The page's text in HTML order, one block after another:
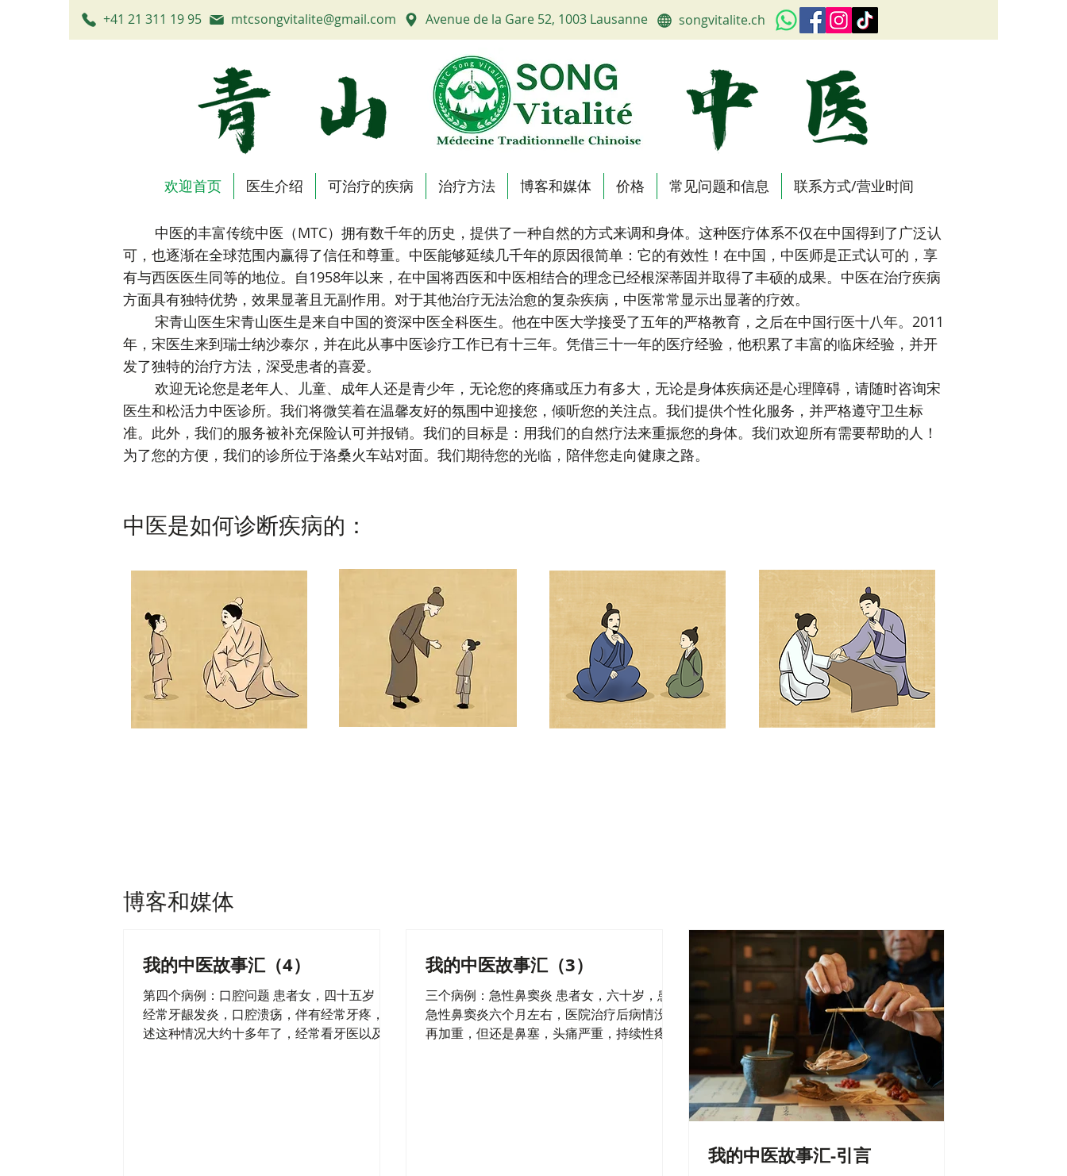
欢迎首页 医生介绍 可治疗的疾病 治疗方法 博客和媒体 价格 常见问题和信息 联系方式/营业时间
Avenue de la Gare 52, 1003 Lausanne
mtcsongvitalite@gmail.com
+41 21 311 19 95 songvitalite.ch
中医的丰富传统中医（MTC）拥有数千年的历史，提供了一种自然的方式来调和身体。这种医疗体系不仅在中国得到了广泛认
可，也逐渐在全球范围内赢得了信任和尊重。中医能够延续几千年的原因很简单：它的有效性！在中国，中医师是正式认可的，享
有与西医医生同等的地位。自1958年以来，在中国将西医和中医相结合的理念已经根深蒂固并取得了丰硕的成果。中医在治疗疾病
方面具有独特优势，效果显著且无副作用。对于其他治疗无法治愈的复杂疾病，中医常常显示出显著的疗效。
宋青山医生宋青山医生是来自中国的资深中医全科医生。他在中医大学接受了五年的严格教育，之后在中国行医十八年。2011
年，宋医生来到瑞士纳沙泰尔，并在此从事中医诊疗工作已有十三年。凭借三十一年的医疗经验，他积累了丰富的临床经验，并开
发了独特的治疗方法，深受患者的喜爱。
欢迎无论您是老年人、儿童、成年人还是青少年，无论您的疼痛或压力有多大，无论是身体疾病还是心理障碍，请随时咨询宋
医生和松活力中医诊所。我们将微笑着在温馨友好的氛围中迎接您，倾听您的关注点。我们提供个性化服务，并严格遵守卫生标
准。此外，我们的服务被补充保险认可并报销。我们的目标是：用我们的自然疗法来重振您的身体。我们欢迎所有需要帮助的人！
为了您的方便，我们的诊所位于洛桑火车站对面。我们期待您的光临，陪伴您走向健康之路。
中医是如何诊断疾病的：
博客和媒体
我的中医故事汇（4）
第四个病例：口腔问题 患者女，四十五岁，
经常牙龈发炎，口腔溃疡，伴有经常牙疼，自
述这种情况大约十多年了，经常看牙医以及口
我的中医故事汇（3）
三个病例：急性鼻窦炎 患者女，六十岁，患
急性鼻窦炎六个月左右，医院治疗后病情没有
再加重，但还是鼻塞，头痛严重，持续性疼痛
我的中医故事汇-引言